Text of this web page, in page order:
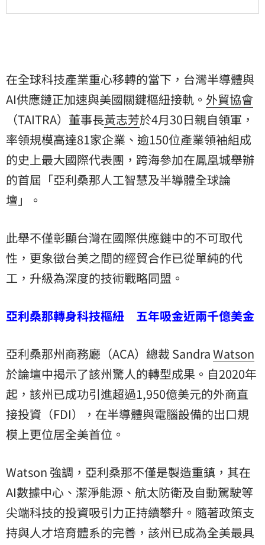
在全球科技產業重心移轉的當下，台灣半導體與
AI供應鏈正加速與美國關鍵樞紐接軌。 外貿協會
（TAITRA）董事長黃志芳於4月30日親自領軍，
率領規模高達81家企業、逾150位產業領袖組成
的史上最大國際代表團，跨海參加在鳳凰城舉辦
的首屆「亞利桑那人工智慧及半導體全球論
壇」。
此舉不僅彰顯台灣在國際供應鏈中的不可取代
性，更象徵台美之間的經貿合作已從單純的代
工，升級為深度的技術戰略同盟。
亞利桑那轉身科技樞紐 五年吸金近兩千億美金
亞利桑那州商務廳（ACA）總裁 SandraWatson
於論壇中揭示了該州驚人的轉型成果。自2020年
起，該州已成功引進超過1,950億美元的外商直
接投資（FDI），在半導體與電腦設備的出口規
模上更位居全美首位。
Watson 強調，亞利桑那不僅是製造重鎮，其在
AI數據中心、潔淨能源、航太防衛及自動駕駛等
尖端科技的投資吸引力正持續攀升。隨著政策支
持與人才培育體系的完善，該州已成為全美最具